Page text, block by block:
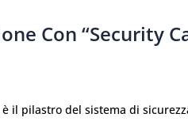
Con “Security
è il pilastro del sistema di